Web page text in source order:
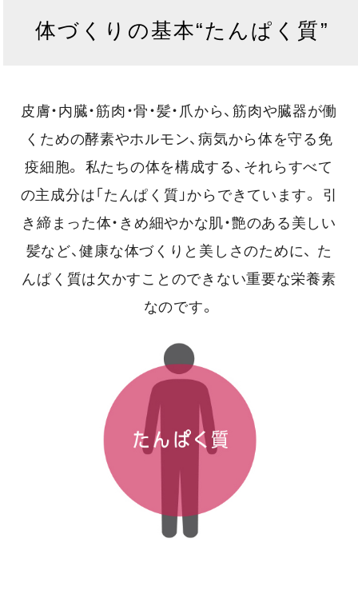
体づくりの基本“たんぱく質”
皮膚・内臓・筋肉・骨・髪・爪から、筋肉や臓器が働
くための酵素やホルモン、病気から体を守る免
疫細胞。
私たちの体を構成する、それらすべて
の主成分は「たんぱく質」からできています。
引
き締まった体・きめ細やかな肌・艶のある美しい
髪など、健康な体づくりと美しさのために、 た
んぱく質は欠かすことのできない重要な栄養素
なのです。